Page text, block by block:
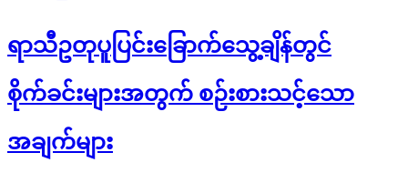
ရာသီဥတုပူပြင်းခြောက်သွေ့ချိန်တွင်
စိုက်ခင်းများအတွက် စဉ်းစားသင့်သော
အချက်များ